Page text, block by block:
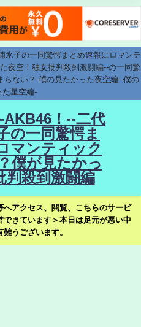
氷子の一同驚愕まとめ速報にロマンテ
夜空！独女批判殺到激闘編--の一同驚
ない？-僕の見たかった夜空編--僕の
た星空編-
！--二代
の一同驚愕ま
マンティック
僕が見たかっ
判殺到激闘編
アクセス、閲覧、こちらのサービ
きています＞本日は足元が悪い中
うございます。